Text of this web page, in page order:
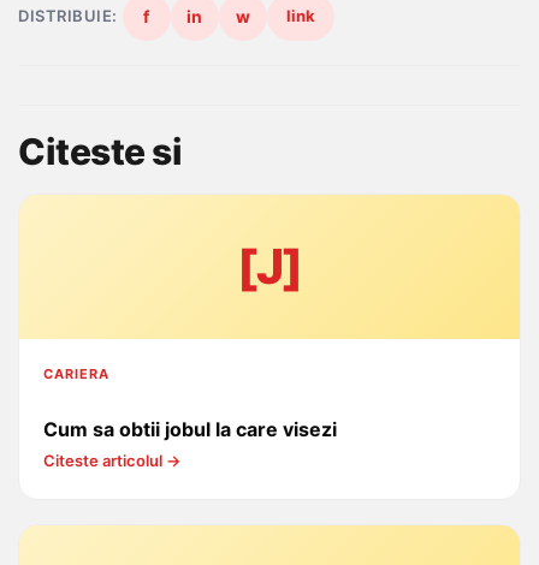
DISTRIBUIE: f in w link
Citeste si
[J]
CARIERA
Cum sa obtii jobul la care visezi
Citeste articolul →